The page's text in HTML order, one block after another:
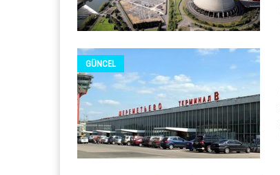
GÜNCEL